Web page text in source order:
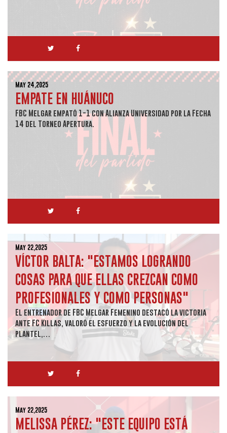
May 24,2025
EMPATE EN HUÁNUCO
FBC Melgar empató 1-1 con Alianza Universidad por la Fecha
14 del Torneo Apertura.
May 22,2025
VÍCTOR BALTA: "ESTAMOS LOGRANDO
COSAS PARA QUE ELLAS CREZCAN COMO
PROFESIONALES Y COMO PERSONAS"
El entrenador de FBC Melgar Femenino destacó la victoria
ante FC Killas, valoró el esfuerzo y la evolución del
plantel,…
May 22,2025
MELISSA PÉREZ: "ESTE EQUIPO ESTÁ